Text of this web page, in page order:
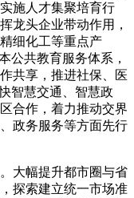
施人才集聚培育行
龙头企业带动作用，
细化工等重点产
公共教育服务体系，
共享，推进社保、医
智慧交通、智慧政
合作，着力推动交界
政务服务等方面先行
大幅提升都市圈与省
探索建立统一市场准